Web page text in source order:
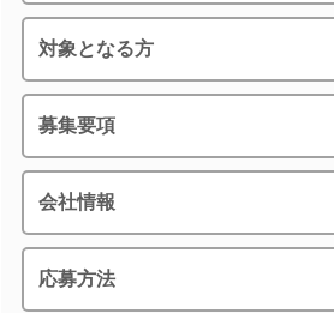
対象となる方
募集要項
会社情報
応募方法